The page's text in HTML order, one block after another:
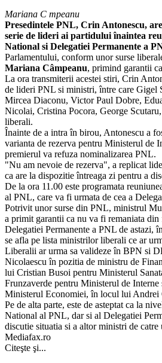
Mariana C mpeanu
Presedintele PNL, Crin Antonescu,
serie de lideri ai partidului înaintea
National si Delegatiei Permanente a
Parlamentului, conform unor surse
Mariana Câmpeanu, primind garantii
La ora transmiterii acestei stiri, Crin
de lideri PNL si ministri, între care Gigel
Mircea Diaconu, Victor Paul Dobre,
Nicolai, Cristina Pocora, George
liberali.
Înainte de a intra în birou, Antonescu a
varianta de rezerva pentru Ministerul de
premierul va refuza nominalizarea PNL.
"Nu am nevoie de rezerva", a replicat
ca are la dispozitie întreaga zi pentru a
De la ora 11.00 este programata
al PNL, care va fi urmata de cea a
Potrivit unor surse din PNL, ministrul
a primit garantii ca nu va fi remaniata din
Delegatiei Permanente a PNL de astazi,
se afla pe lista ministrilor liberali ce ar
Liberalii ar urma sa valideze în BPN si
Nicolaescu în pozitia de ministru de
lui Cristian Busoi pentru Ministerul
Frunzaverde pentru Ministerul de
Ministerul Economiei, în locul lui Andrei
Pe de alta parte, este de asteptat ca la
National al PNL, dar si al Delegatiei
discutie situatia si a altor ministri de
Mediafax.ro
Citeşte şi...